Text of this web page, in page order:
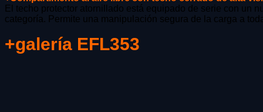
El techo protector atornillado está equipado de serie con un
categoría. Permite una manipulación segura de la carga a
+galería EFL353
durante tu
visita. Si
rechaza estas
cookies,